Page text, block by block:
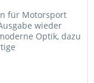
für Motorsport
wieder
Optik, dazu